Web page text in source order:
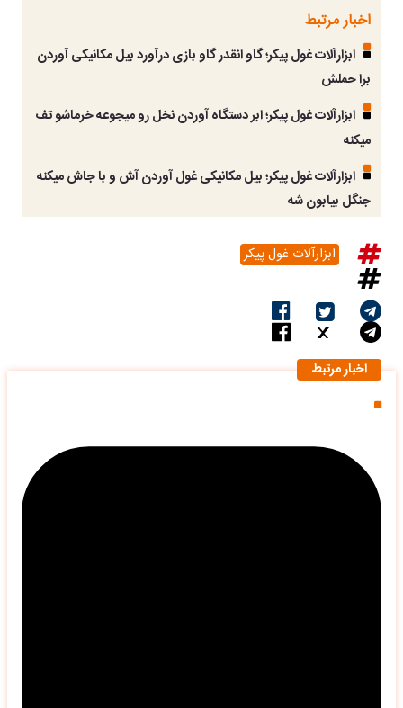
اخبار مرتبط
ابزارآلات غول پیکر؛ گاو انقدر گاو بازی درآورد بیل مکانیکی آوردن
برا حملش
ابزارآلات غول پیکر؛ ابر دستگاه آوردن نخل رو میجوعه خرماشو تف
میکنه
ابزارآلات غول پیکر؛ بیل مکانیکی غول آوردن آش و با جاش میکنه
جنگل بیابون شه
ابزارآلات غول پیکر
اخبار مرتبط